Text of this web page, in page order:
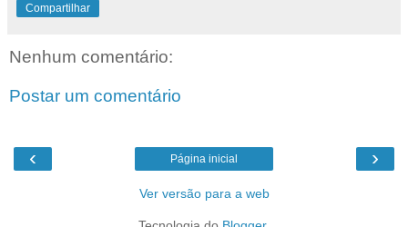
Compartilhar
Nenhum comentário:
Postar um comentário
‹ ›
Página inicial
Ver versão para a web